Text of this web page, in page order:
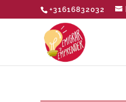
+31616832032